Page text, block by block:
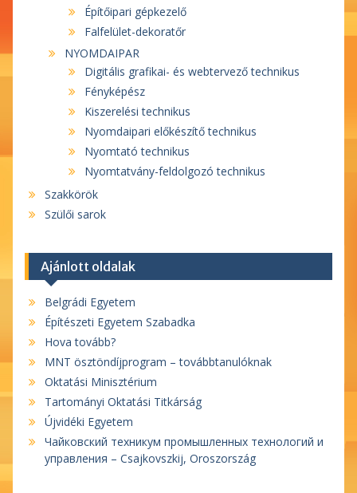
Építőipari gépkezelő
Falfelület-dekoratőr
NYOMDAIPAR
Digitális grafikai- és webtervező technikus
Fényképész
Kiszerelési technikus
Nyomdaipari előkészítő technikus
Nyomtató technikus
Nyomtatvány-feldolgozó technikus
Szakkörök
Szülői sarok
Ajánlott oldalak
Belgrádi Egyetem
Építészeti Egyetem Szabadka
Hova tovább?
MNT ösztöndíjprogram – továbbtanulóknak
Oktatási Minisztérium
Tartományi Oktatási Titkárság
Újvidéki Egyetem
Чайковский техникум промышленных технологий и
управления – Csajkovszkij, Oroszország